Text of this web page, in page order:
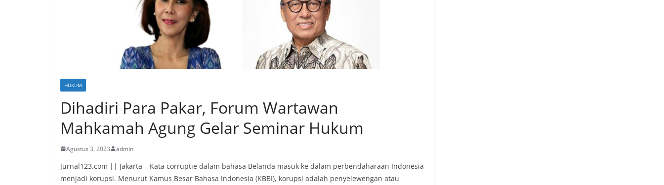
HUKUM
Dihadiri Para Pakar, Forum Wartawan
Mahkamah Agung Gelar Seminar Hukum
Agustus 3, 2023 admin
Jurnal123.com || Jakarta – Kata corruptie dalam bahasa Belanda masuk ke dalam perbendaharaan Indonesia
menjadi korupsi. Menurut Kamus Besar Bahasa Indonesia (KBBI), korupsi adalah penyelewengan atau